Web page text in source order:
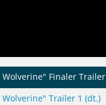
Wolverine" Finaler Trailer
Trailer 1 (dt.)